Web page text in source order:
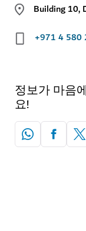
Building 10,
+971 4 580
정보가 마음
요!